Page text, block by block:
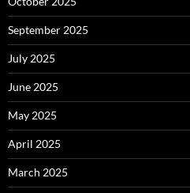
September 2025
July 2025
June 2025
May 2025
April 2025
March 2025